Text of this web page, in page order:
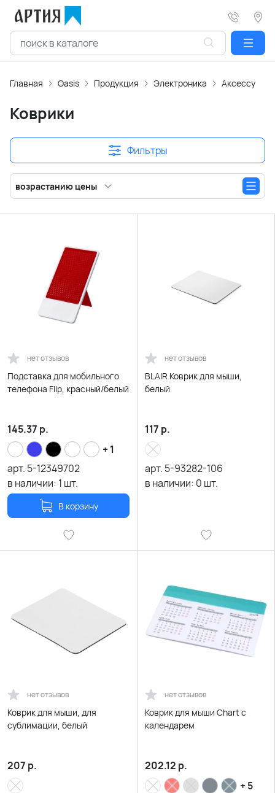
Главная Oasis Продукция Электроника Аксессуары
Коврики
Фильтры
возрастанию цены
нет отзывов
Подставка для мобильного
телефона Flip, красный/белый
145.37 р.
+ 1
арт. 5-12349702
в наличии: 1 шт.
В корзину
нет отзывов
BLAIR Коврик для мыши,
белый
117 р.
арт. 5-93282-106
в наличии: 0 шт.
нет отзывов
Коврик для мыши, для
сублимации, белый
207 р.
нет отзывов
Коврик для мыши Chart с
календарем
202.12 р.
+ 5